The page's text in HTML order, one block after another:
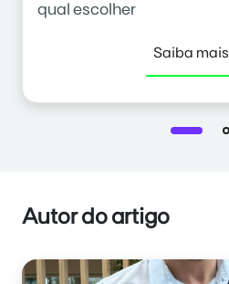
qual escolher
Saiba mais
Autor do artigo